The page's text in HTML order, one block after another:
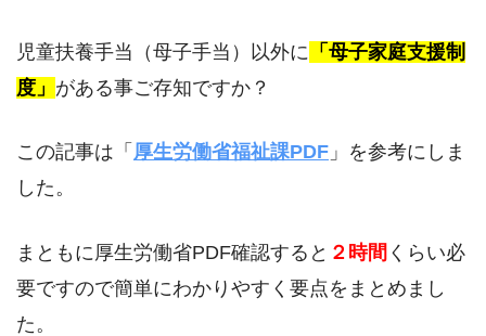
児童扶養手当（母子手当）以外に 「母子家庭支援制
度」 がある事ご存知ですか？
この記事は「 厚生労働省福祉課PDF 」を参考にしま
した。
まともに厚生労働省PDF確認すると ２時間 くらい必
要ですので簡単にわかりやすく要点をまとめまし
た。